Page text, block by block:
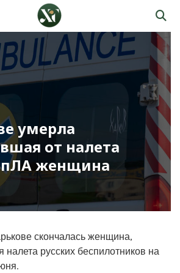
умерла
от налета
женщина
скончалась женщина,
русских беспилотников на